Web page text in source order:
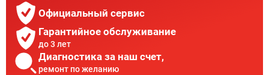
Официальный сервис
Гарантийное обслуживание
до 3 лет
Диагностика за наш счет,
ремонт по желанию